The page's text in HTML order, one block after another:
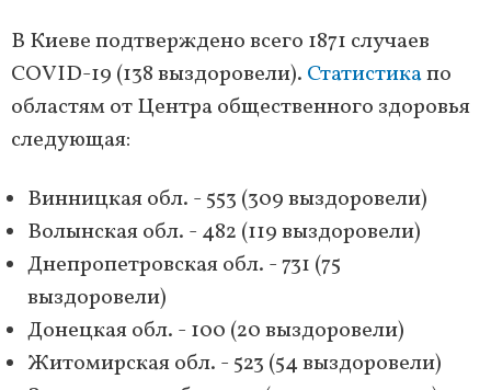
В Киеве подтверждено всего 1871 случаев
COVID-19 (138 выздоровели). Статистикапо
областям от Центра общественного здоровья
следующая:
Винницкая обл. - 553 (309 выздоровели)
Волынская обл. - 482 (119 выздоровели)
Днепропетровская обл. - 731 (75
выздоровели)
Донецкая обл. - 100 (20 выздоровели)
Житомирская обл. - 523 (54 выздоровели)